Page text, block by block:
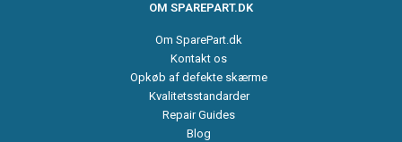
OM SPAREPART.DK
Om SparePart.dk
Kontakt os
Opkøb af defekte skærme
Kvalitetsstandarder
Repair Guides
Blog